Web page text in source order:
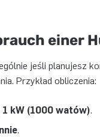
einer
jeśli planujesz
Przykład obliczenia:
1 kW (1000 watów).
.